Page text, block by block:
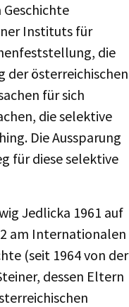
Instituts für
die
der österreichischen
für sich
die selektive
Die Aussparung
für diese selektive
Jedlicka 1961 auf
am Internationalen
(seit 1964 von der
dessen Eltern